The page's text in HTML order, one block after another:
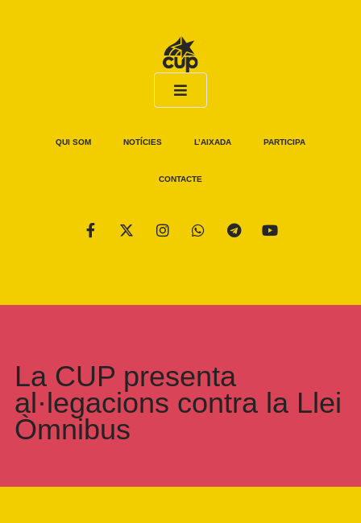
QUI SOM NOTÍCIES L’AIXADA PARTICIPA
CONTACTE
La CUP presenta
al·legacions contra la Llei
Òmnibus